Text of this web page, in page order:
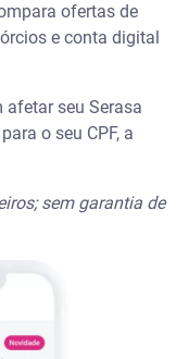
ofertas de
e conta digital
afetar seu Serasa
o seu CPF, a
sem garantia de